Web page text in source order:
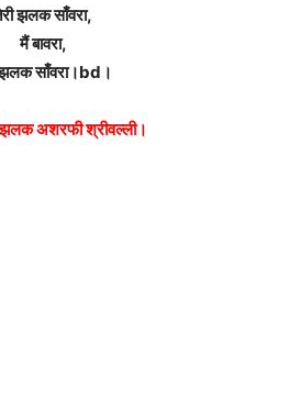
झलक साँवरा,
मैं बावरा,
झलक साँवरा।bd।
झलक अशरफी श्रीवल्ली।